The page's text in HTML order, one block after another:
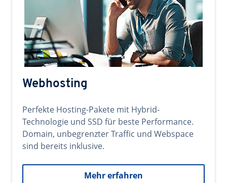
Webhosting
Perfekte Hosting-Pakete mit Hybrid-
Technologie und SSD für beste Performance.
Domain, unbegrenzter Traffic und Webspace
sind bereits inklusive.
Mehr erfahren